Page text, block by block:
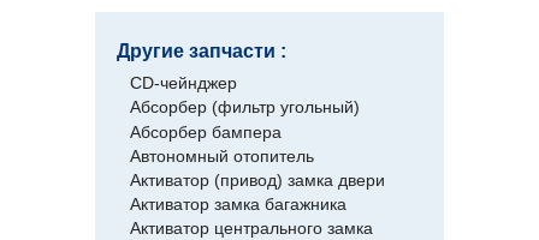
Другие запчасти :
CD-чейнджер
Абсорбер (фильтр угольный)
Абсорбер бампера
Автономный отопитель
Активатор (привод) замка двери
Активатор замка багажника
Активатор центрального замка